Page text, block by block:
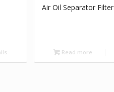
Air Oil Separator Filter
Read more